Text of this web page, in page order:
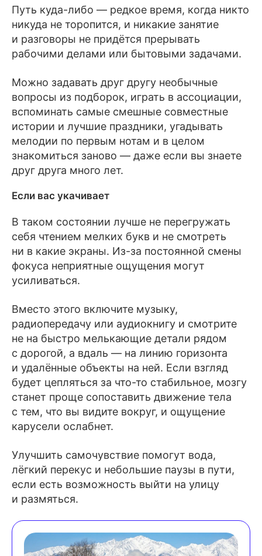
Путь куда-либо — редкое время, когда никто
никуда не торопится, и никакие занятие
и разговоры не придётся прерывать
рабочими делами или бытовыми задачами.
Можно задавать друг другу необычные
вопросы из подборок, играть в ассоциации,
вспоминать самые смешные совместные
истории и лучшие праздники, угадывать
мелодии по первым нотам и в целом
знакомиться заново — даже если вы знаете
друг друга много лет.
Если вас укачивает
В таком состоянии лучше не перегружать
себя чтением мелких букв и не смотреть
ни в какие экраны. Из-за постоянной смены
фокуса неприятные ощущения могут
усиливаться.
Вместо этого включите музыку,
радиопередачу или аудиокнигу и смотрите
не на быстро мелькающие детали рядом
с дорогой, а вдаль — на линию горизонта
и удалённые объекты на ней. Если взгляд
будет цепляться за что-то стабильное, мозгу
станет проще сопоставить движение тела
с тем, что вы видите вокруг, и ощущение
карусели ослабнет.
Улучшить самочувствие помогут вода,
лёгкий перекус и небольшие паузы в пути,
если есть возможность выйти на улицу
и размяться.